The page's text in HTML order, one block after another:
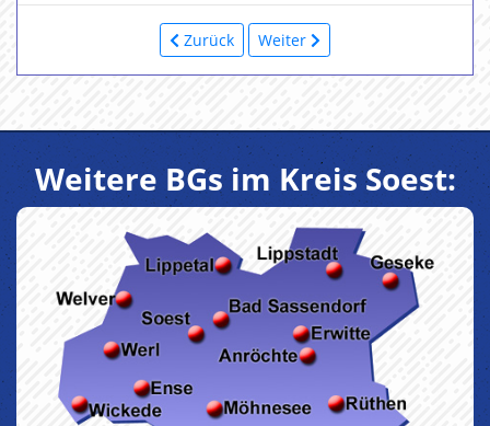
Zurück Weiter
Weitere BGs im Kreis Soest: